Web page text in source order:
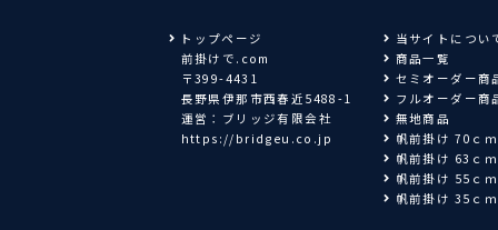
トップページ
前掛けで.com
〒399-4431
長野県伊那市西春近5488-1
運営：ブリッジ有限会社
https://bridgeu.co.jp
当サイトについ
商品一覧
セミオーダー商
フルオーダー商
無地商品
帆前掛け 70ｃｍ
帆前掛け 63ｃｍ
帆前掛け 55ｃｍ
帆前掛け 35ｃｍ